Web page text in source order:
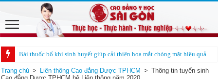
Bài thuốc bổ khí sinh huyết giúp cải thiện hoa mắt chóng mặt hiệu quả
Trang chủ > Liên thông Cao đẳng Dược TPHCM > Thông tin tuyển sinh